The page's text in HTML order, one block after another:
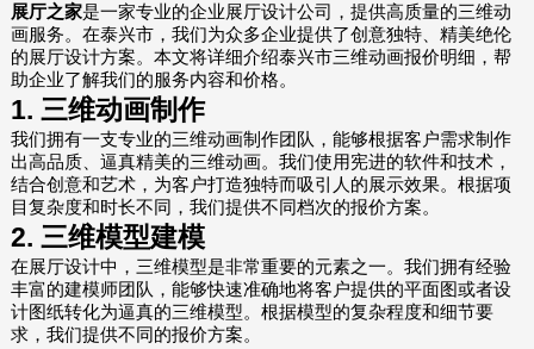
展厅之家是一家专业的企业展厅设计公司，提供高质量的三维动
画服务。在泰兴市，我们为众多企业提供了创意独特、精美绝伦
的展厅设计方案。本文将详细介绍泰兴市三维动画报价明细，帮
助企业了解我们的服务内容和价格。
1. 三维动画制作
我们拥有一支专业的三维动画制作团队，能够根据客户需求制作
出高品质、逼真精美的三维动画。我们使用宪进的软件和技术，
结合创意和艺术，为客户打造独特而吸引人的展示效果。根据项
目复杂度和时长不同，我们提供不同档次的报价方案。
2. 三维模型建模
在展厅设计中，三维模型是非常重要的元素之一。我们拥有经验
丰富的建模师团队，能够快速准确地将客户提供的平面图或者设
计图纸转化为逼真的三维模型。根据模型的复杂程度和细节要
求，我们提供不同的报价方案。